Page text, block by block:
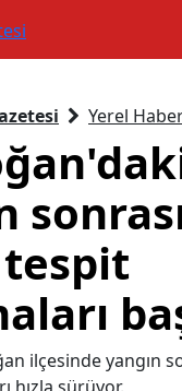
Yerel
ilçesinde yangın